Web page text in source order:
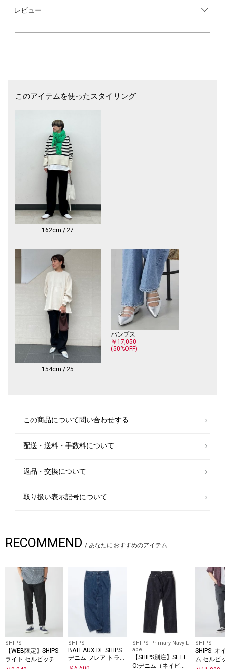
オリジナルの生地開発、建築的要素を取り入れ構築されたモダンなデザイ
レビュー
このアイテムを使ったスタイリング
162cm / 27
154cm / 25
パンプス
￥17,050
(50%OFF)
この商品について問い合わせする
配送・送料・手数料について
返品・交換について
取り扱い表示記号について
RECOMMEND / あなたにおすすめのアイテム
SHIPS
【WEB限定】SHIPS:
ライト セルビッチ デ
SHIPS
BATEAUX DE SHIPS:
デニム フレア トラウ
ザース
SHIPS Primary Navy L
abel
【SHIPS別注】SETT
O:デニム（ネイビ
SHIPS
SHIPS: オ
ム セルビ